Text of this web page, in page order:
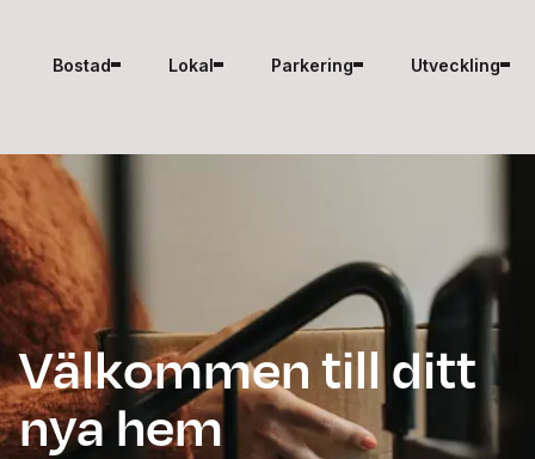
Bostad Lokal Parkering Utveckling
Välkommen till ditt
nya hem